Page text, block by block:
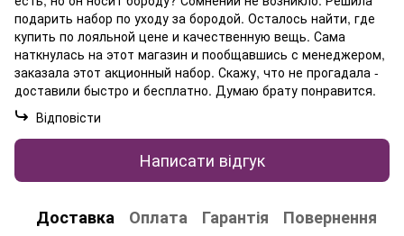
подарить набор по уходу за бородой. Осталось найти, где
купить по лояльной цене и качественную вещь. Сама
наткнулась на этот магазин и пообщавшись с менеджером,
заказала этот акционный набор. Скажу, что не прогадала -
доставили быстро и бесплатно. Думаю брату понравится.
Відповісти
Написати відгук
Доставка Оплата Гарантія Повернення